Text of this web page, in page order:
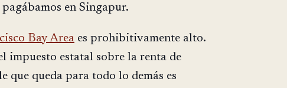
en Singapur.
Bay Area es prohibitivamente alto.
impuesto estatal sobre la renta de
queda para todo lo demás es